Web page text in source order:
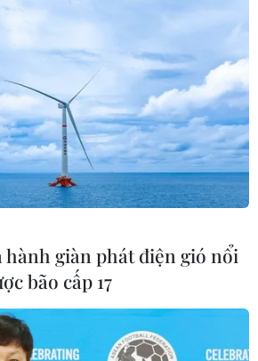
hành giàn phát điện gió nổi
bão cấp 17